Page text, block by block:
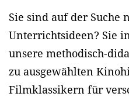
Sie sind auf der Suche
Unterrichtsideen? Sie
unsere methodisch-
zu ausgewählten
Filmklassikern für